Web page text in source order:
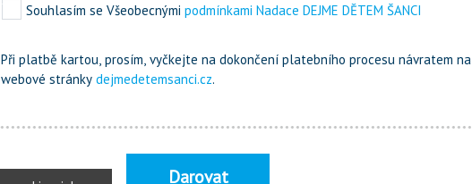
Souhlasím se Všeobecnými podmínkami Nadace DEJME DĚTEM ŠANCI
Při platbě kartou, prosím, vyčkejte na dokončení platebního procesu návratem na
webové stránky dejmedetemsanci.cz.
Darovat